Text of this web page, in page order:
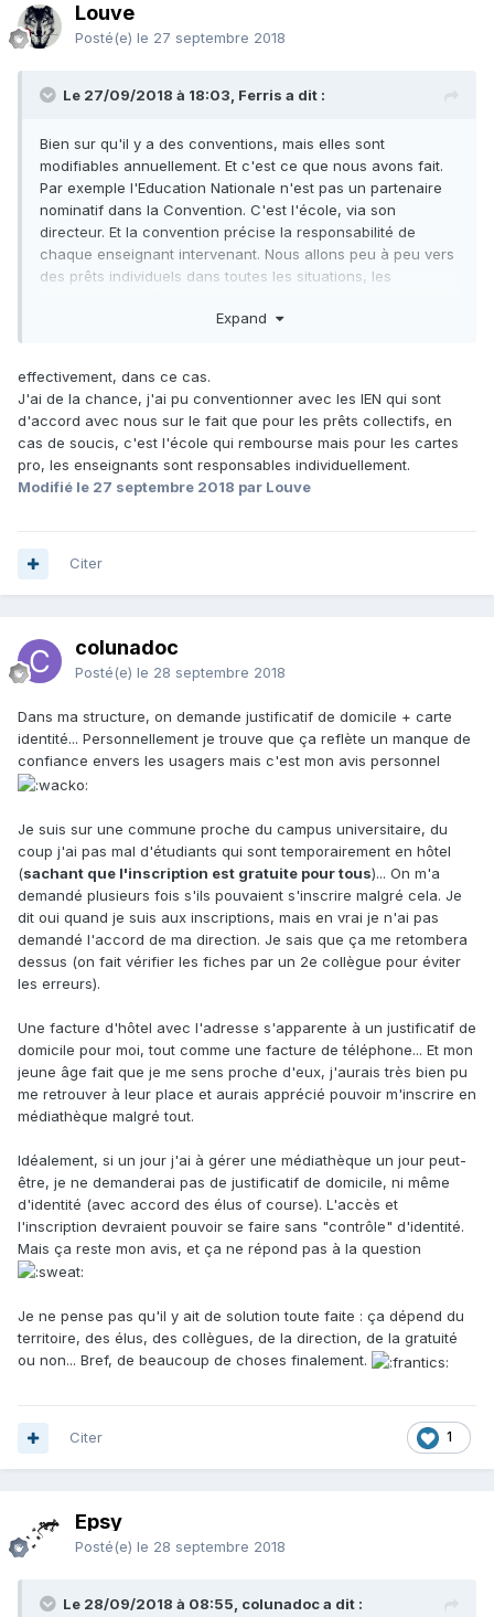
Louve
Posté(e) le 27 septembre 2018
Le 27/09/2018 à 18:03, Ferris a dit :
Bien sur qu'il y a des conventions, mais elles sont
modifiables annuellement. Et c'est ce que nous avons fait.
Par exemple l'Education Nationale n'est pas un partenaire
nominatif dans la Convention. C'est l'école, via son
directeur. Et la convention précise la responsabilité de
chaque enseignant intervenant. Nous allons peu à peu vers
des prêts individuels dans toutes les situations, les
Expand
effectivement, dans ce cas.
J'ai de la chance, j'ai pu conventionner avec les IEN qui sont
d'accord avec nous sur le fait que pour les prêts collectifs, en
cas de soucis, c'est l'école qui rembourse mais pour les cartes
pro, les enseignants sont responsables individuellement.
Modifié le 27 septembre 2018 par Louve
Citer
colunadoc
Posté(e) le 28 septembre 2018
Dans ma structure, on demande justificatif de domicile + carte
identité... Personnellement je trouve que ça reflète un manque de
confiance envers les usagers mais c'est mon avis personnel
Je suis sur une commune proche du campus universitaire, du
coup j'ai pas mal d'étudiants qui sont temporairement en hôtel
(sachant que l'inscription est gratuite pour tous)... On m'a
demandé plusieurs fois s'ils pouvaient s'inscrire malgré cela. Je
dit oui quand je suis aux inscriptions, mais en vrai je n'ai pas
demandé l'accord de ma direction. Je sais que ça me retombera
dessus (on fait vérifier les fiches par un 2e collègue pour éviter
les erreurs).
Une facture d'hôtel avec l'adresse s'apparente à un justificatif de
domicile pour moi, tout comme une facture de téléphone... Et mon
jeune âge fait que je me sens proche d'eux, j'aurais très bien pu
me retrouver à leur place et aurais apprécié pouvoir m'inscrire en
médiathèque malgré tout.
Idéalement, si un jour j'ai à gérer une médiathèque un jour peut-
être, je ne demanderai pas de justificatif de domicile, ni même
d'identité (avec accord des élus of course). L'accès et
l'inscription devraient pouvoir se faire sans "contrôle" d'identité.
Mais ça reste mon avis, et ça ne répond pas à la question
Je ne pense pas qu'il y ait de solution toute faite : ça dépend du
territoire, des élus, des collègues, de la direction, de la gratuité
ou non... Bref, de beaucoup de choses finalement.
1
Citer
Epsy
Posté(e) le 28 septembre 2018
Le 28/09/2018 à 08:55, colunadoc a dit :